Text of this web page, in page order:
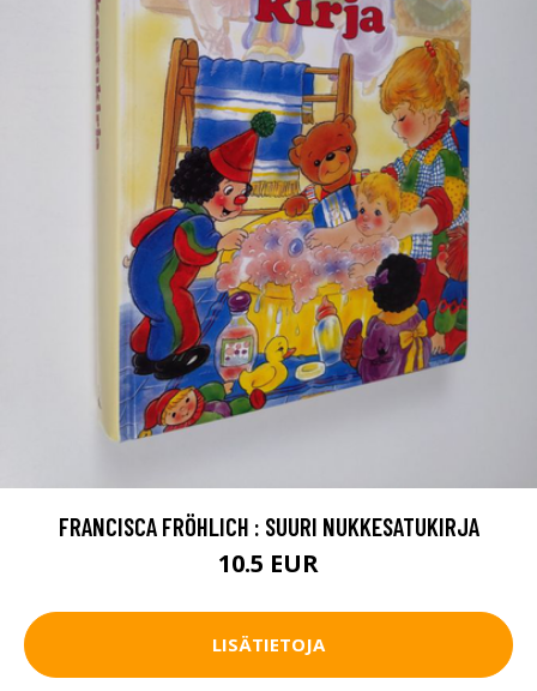
FRANCISCA FRÖHLICH : SUURI NUKKESATUKIRJA
10.5 EUR
LISÄTIETOJA